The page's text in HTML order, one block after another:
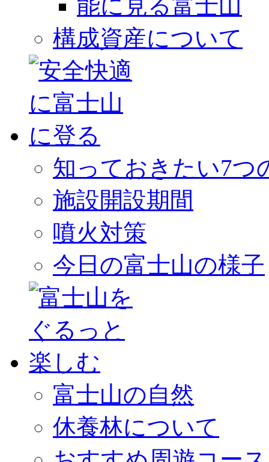
能に見る富士山
構成資産について
知っておきたい7つ
施設開設期間
噴火対策
今日の富士山の様子
富士山の自然
休養林について